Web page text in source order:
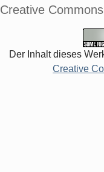
Creative Commons
Der Inhalt dieses
Creative